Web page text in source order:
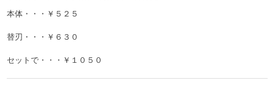
本体・・・￥５２５
替刃・・・￥６３０
セットで・・・￥１０５０